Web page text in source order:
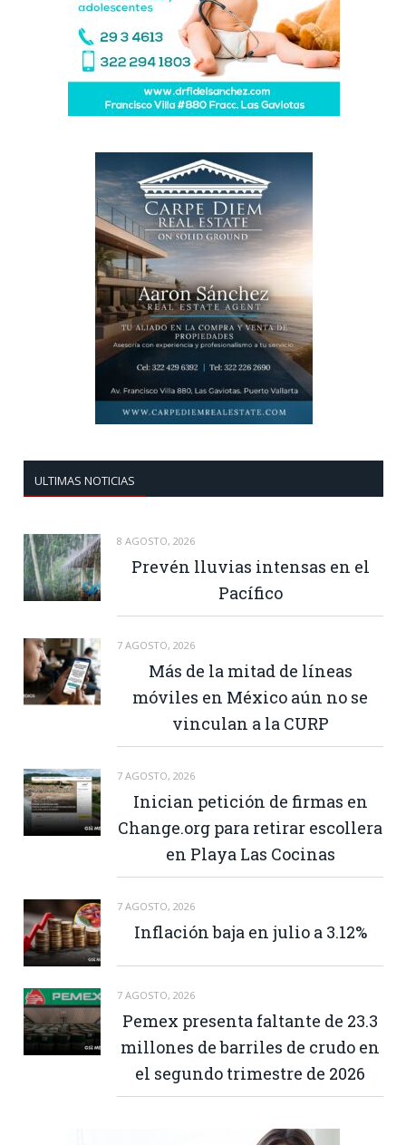
ULTIMAS NOTICIAS
8 AGOSTO, 2026
Prevén lluvias intensas en el
Pacífico
7 AGOSTO, 2026
Más de la mitad de líneas
móviles en México aún no se
vinculan a la CURP
7 AGOSTO, 2026
Inician petición de firmas en
Change.org para retirar escollera
en Playa Las Cocinas
7 AGOSTO, 2026
Inflación baja en julio a 3.12%
7 AGOSTO, 2026
Pemex presenta faltante de 23.3
millones de barriles de crudo en
el segundo trimestre de 2026